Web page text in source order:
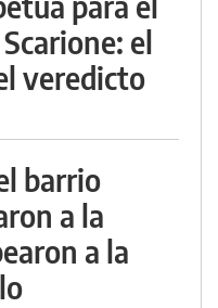
el
veredicto
barrio
a la
a la